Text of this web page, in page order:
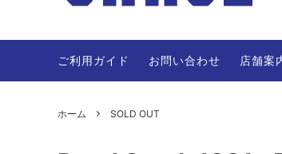
OTHERS
ご利用ガイド お問い合わせ 店舗案
ホーム SOLD OUT